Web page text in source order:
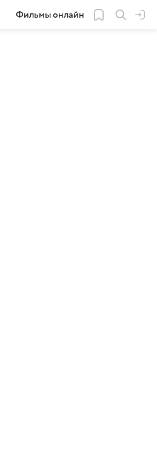
Фильмы онлайн